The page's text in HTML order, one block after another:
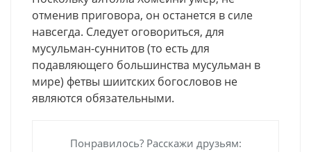
отменив приговора, он останется в силе
навсегда. Следует оговориться, для
мусульман-суннитов (то есть для
подавляющего большинства мусульман в
мире) фетвы шиитских богословов не
являются обязательными.
Понравилось? Расскажи друзьям: